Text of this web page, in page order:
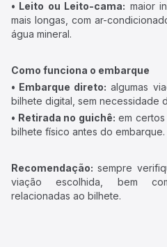
• Leito ou Leito-cama: maior
mais longas, com ar-
água mineral.
Como funciona o embarque
• Embarque direto: algumas
bilhete digital, sem necessidade
• Retirada no guichê: em
bilhete físico antes do embarque.
Recomendação: sempre
viação escolhida, bem
relacionadas ao bilhete.